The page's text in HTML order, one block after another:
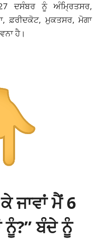
ਦਸੰਬਰ ਨੂੰ ਅੰਮ੍ਰਿਤਸਰ,
ਫ਼ਰੀਦਕੋਟ, ਮੁਕਤਸਰ, ਮੋਗਾ
ਹੈ।
ਜਾਵਾਂ ਮੈਂ 6
ਬੰਦੇ ਨੂੰ